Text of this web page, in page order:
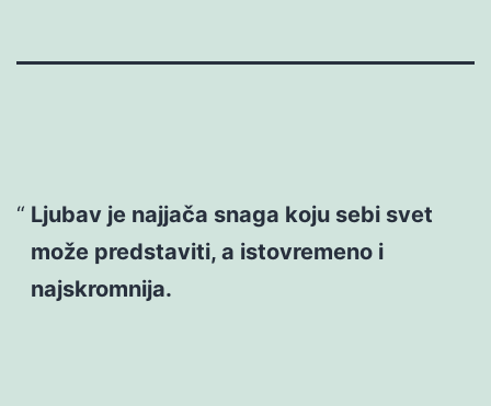
Ljubav je najjača snaga koju sebi svet
može predstaviti, a istovremeno i
najskromnija.